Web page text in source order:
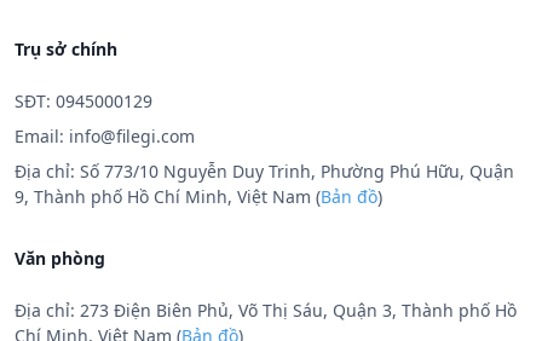
Trụ sở chính
SĐT: 0945000129
Email: info@filegi.com
Địa chỉ: Số 773/10 Nguyễn Duy Trinh, Phường Phú Hữu, Quận
9, Thành phố Hồ Chí Minh, Việt Nam (Bản đồ)
Văn phòng
Địa chỉ: 273 Điện Biên Phủ, Võ Thị Sáu, Quận 3, Thành phố Hồ
Chí Minh, Việt Nam (Bản đồ)